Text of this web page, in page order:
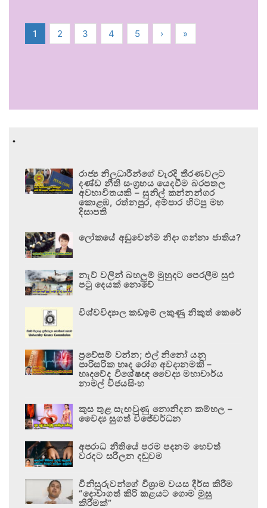
1 2 3 4 5 › »
.
රාජ්‍ය නිලධාරීන්ගේ වැරදි තීරණවලට
දණ්ඩ නීති සංග්‍රහය යෙදවීම බරපතල
අවභාවිතයකි – සුනිල් කන්නන්ගර
කොළඹ, රත්නපුර, අම්පාර හිටපු මහ
දිසාපති
ලෝකයේ අඩුවෙන්ම නිදා ගන්නා ජාතිය?
නැව් වලින් බහලුම් මුහුදට පෙරලීම සුළු
පටු දෙයක් නොවේ
විශ්වවිද්‍යාල කඩඉම් ලකුණු නිකුත් කෙරේ
ප්‍රවේසම් වන්න; එල් නිනෝ යනු
පාරිසරික හෘද රෝග අවදානමකි –
හෘදවේද විශේෂඥ වෛද්‍ය මහාචාර්ය
නාමල් විජයසිංහ
කුස තුළ සැඟවුණු නොනිදන කම්හල –
වෛද්‍ය සුගත් විජේවර්ධන
අපරාධ නීතියේ පරම පදනම හෙවත්
වරදට සරිලන දඬුවම
විනිසුරුවන්ගේ විශ්‍රාම වයස දීර්ඝ කිරීම
“දොවාගත් කිරි කළයට ගොම මුසු
කිරීමක්”